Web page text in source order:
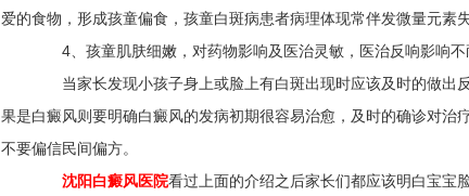
爱的食物，形成孩童偏食，孩童白斑病患者病理体现常伴发微量元素失
4、孩童肌肤细嫩，对药物影响及医治灵敏，医治反响影响不
当家长发现小孩子身上或脸上有白斑出现时应该及时的做出
果是白癜风则要明确白癜风的发病初期很容易治愈，及时的确诊对
不要偏信民间偏方。
沈阳白癜风医院看过上面的介绍之后家长们都应该明白宝宝